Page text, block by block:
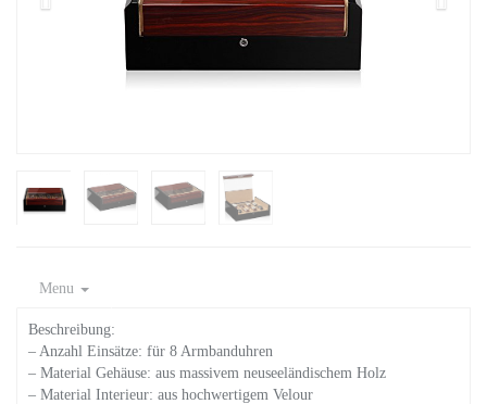
Menu
Beschreibung:
– Anzahl Einsätze: für 8 Armbanduhren
– Material Gehäuse: aus massivem neuseeländischem Holz
– Material Interieur: aus hochwertigem Velour